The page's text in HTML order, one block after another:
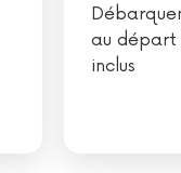
au départ
inclus